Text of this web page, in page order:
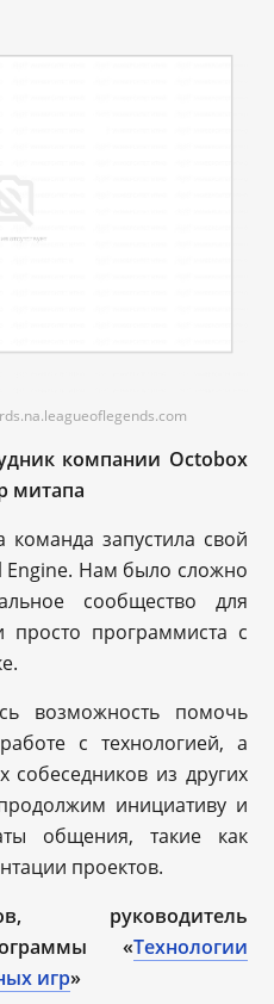
компании Octobox
митапа
запустила свой
Engine. Нам было сложно
сообщество для
программиста с
возможность помочь
с технологией, а
собеседников из других
инициативу и
общения, такие как
проектов.
руководитель
«Технологии
игр»